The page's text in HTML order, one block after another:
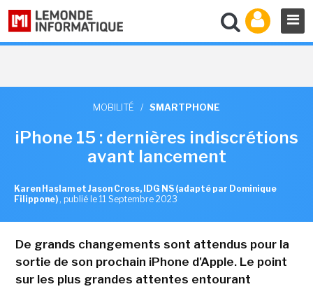
MOBILITÉ / SMARTPHONE
iPhone 15 : dernières indiscrétions
avant lancement
Karen Haslam et Jason Cross, IDG NS (adapté par Dominique
Filippone) , publié le 11 Septembre 2023
De grands changements sont attendus pour la
sortie de son prochain iPhone d'Apple. Le point
sur les plus grandes attentes entourant